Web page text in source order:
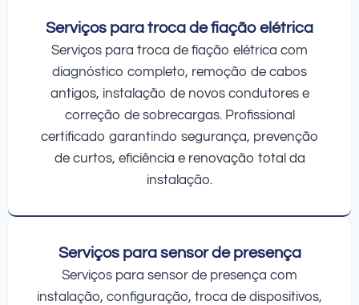
Serviços para troca de fiação elétrica
Serviços para troca de fiação elétrica com
diagnóstico completo, remoção de cabos
antigos, instalação de novos condutores e
correção de sobrecargas. Profissional
certificado garantindo segurança, prevenção
de curtos, eficiência e renovação total da
instalação.
Serviços para sensor de presença
Serviços para sensor de presença com
instalação, configuração, troca de dispositivos,